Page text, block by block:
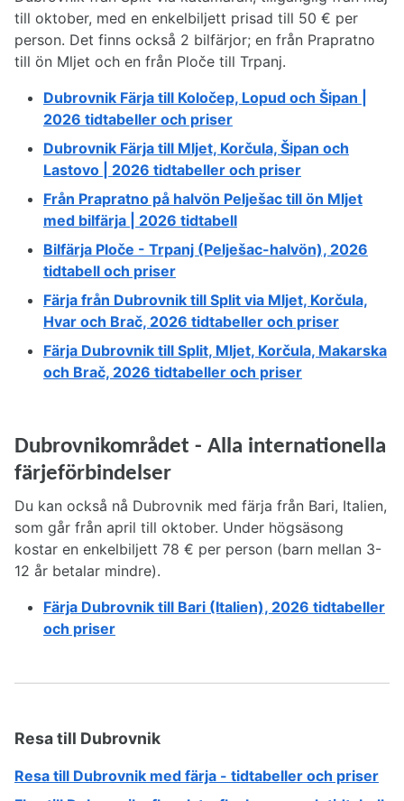
till oktober, med en enkelbiljett prisad till 50 € per
person. Det finns också 2 bilfärjor; en från Prapratno
till ön Mljet och en från Ploče till Trpanj.
Dubrovnik Färja till Koločep, Lopud och Šipan |
2026 tidtabeller och priser
Dubrovnik Färja till Mljet, Korčula, Šipan och
Lastovo | 2026 tidtabeller och priser
Från Prapratno på halvön Pelješac till ön Mljet
med bilfärja | 2026 tidtabell
Bilfärja Ploče - Trpanj (Pelješac-halvön), 2026
tidtabell och priser
Färja från Dubrovnik till Split via Mljet, Korčula,
Hvar och Brač, 2026 tidtabeller och priser
Färja Dubrovnik till Split, Mljet, Korčula, Makarska
och Brač, 2026 tidtabeller och priser
Dubrovnikområdet - Alla internationella
färjeförbindelser
Du kan också nå Dubrovnik med färja från Bari, Italien,
som går från april till oktober. Under högsäsong
kostar en enkelbiljett 78 € per person (barn mellan 3-
12 år betalar mindre).
Färja Dubrovnik till Bari (Italien), 2026 tidtabeller
och priser
Resa till Dubrovnik
Resa till Dubrovnik med färja - tidtabeller och priser